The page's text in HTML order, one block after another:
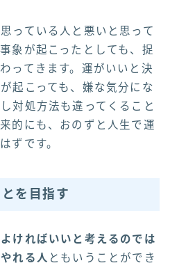
っている人と悪いと思って
象が起こったとしても、捉
ってきます。運がいいと決
起こっても、嫌な気分にな
対処方法も違ってくること
的にも、おのずと人生で運
ずです。
を目指す
ければいいと考えるのでは
れる人 ともいうことができ